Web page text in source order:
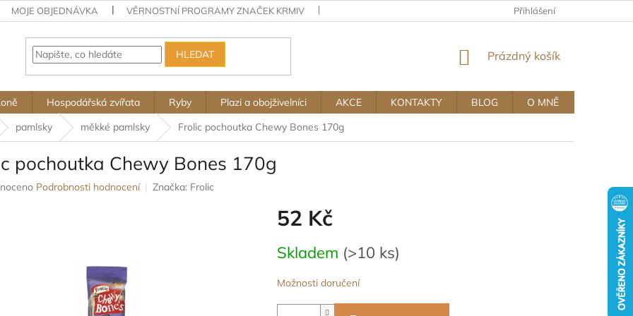
MOJE OBJEDNÁVKA VĚRNOSTNÍ PROGRAMY ZNAČEK KRMIV OBCHODNÍ A REKLAMAČNÍ PODMÍNKY
Přihlášení
HLEDAT
NÁKUPNÍ
Prázdný košík
Hospodářská zvířata Ryby Plazi a obojživelníci AKCE KONTAKTY BLOG
O MNĚ
pamlsky měkké pamlsky Frolic pochoutka Chewy Bones 170g
pochoutka Chewy Bones 170g
Podrobnosti hodnocení Značka: Frolic
52 Kč
cena:
Skladem (>10 ks)
Možnosti doručení